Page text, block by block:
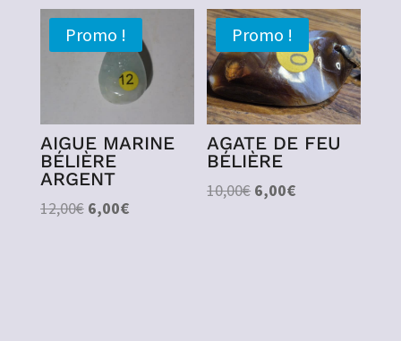
était :
150,00€.
est :
120,00€.
Promo !
AIGUE MARINE
BÉLIÈRE
ARGENT
12,00€ Le
6,00€Le
Promo !
AGATE DE FEU
BÉLIÈRE
10,00€ Le
6,00€Le